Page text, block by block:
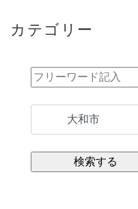
カテゴリー